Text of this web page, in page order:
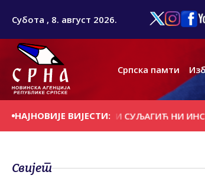
Субота , 8. август 2026.
Српска памти
НАЈНОВИЈЕ ВИЈЕСТИ:
И НЕРВОЗУ, НИ СУЉАГИЋ НИ
Свијет